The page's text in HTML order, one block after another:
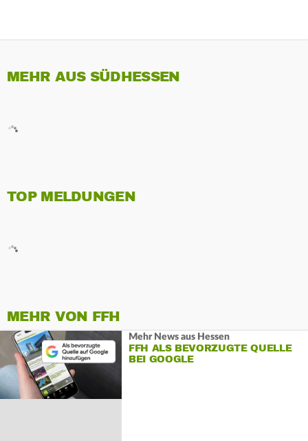
MEHR AUS SÜDHESSEN
TOP MELDUNGEN
MEHR VON FFH
Mehr News aus Hessen
FFH ALS BEVORZUGTE QUELLE
BEI GOOGLE